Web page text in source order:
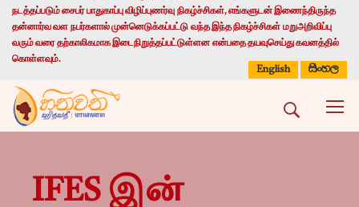
நடத்தப்படும் சைபர் பாதுகாப்பு விழிப்புணர்வு நிகழ்ச்சிகள், எங்களுடன் இணைந்திருந்த
தன்னார்வ வள நபர்களால் முன்னெடுக்கப்பட்டு வந்த இந்த நிகழ்ச்சிகள் மறுஅறிவிப்பு
வரும் வரை தற்காலிகமாக இடைநிறுத்தப்பட்டுள்ளன என்பதை தயவுசெய்து கவனத்தில்
கொள்ளவும்.
English
සිංහල
IFES இன்